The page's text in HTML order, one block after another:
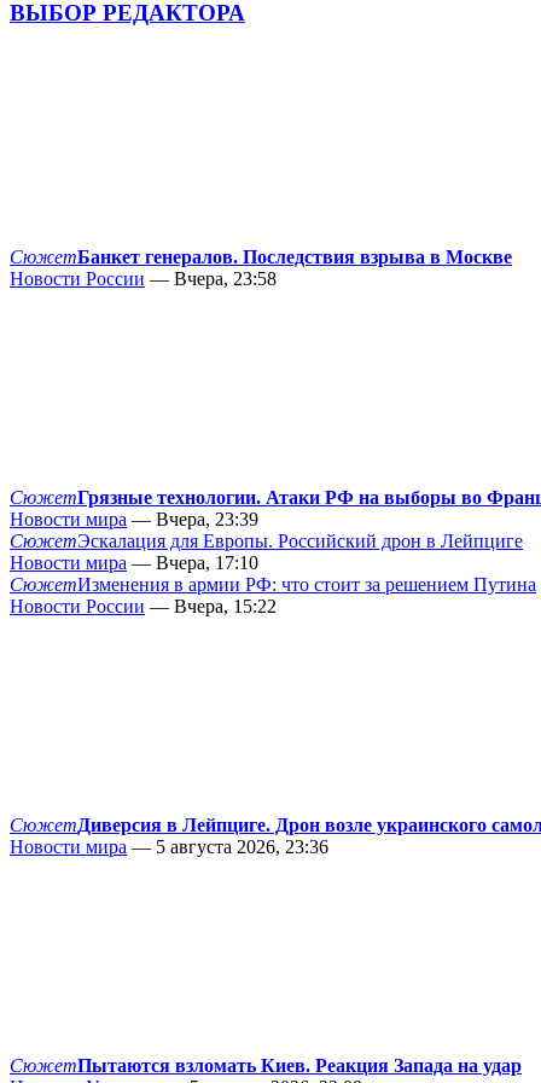
ВЫБОР РЕДАКТОРА
СюжетБанкет генералов. Последствия взрыва в Москве
Новости России — Вчера, 23:58
СюжетГрязные технологии. Атаки РФ на выборы во
Новости мира — Вчера, 23:39
СюжетЭскалация для Европы. Российский дрон в Лейпциге
Новости мира — Вчера, 17:10
СюжетИзменения в армии РФ: что стоит за решением Путина
Новости России — Вчера, 15:22
СюжетДиверсия в Лейпциге. Дрон возле украинского
Новости мира — 5 августа 2026, 23:36
СюжетПытаются взломать Киев. Реакция Запада на удар